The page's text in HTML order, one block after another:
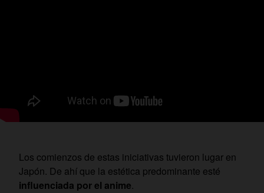
Los comienzos de estas iniciativas tuvieron lugar en
Japón. De ahí que la estética predominante esté
influenciada por el anime.